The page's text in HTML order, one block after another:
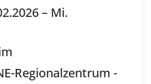
– Mi.
Regionalzentrum -